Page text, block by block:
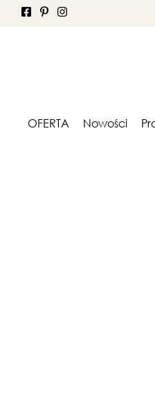
OFERTA Nowości